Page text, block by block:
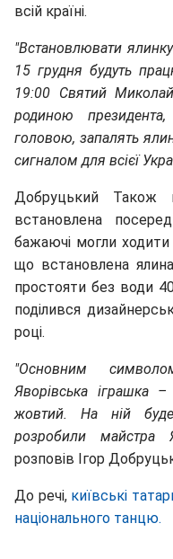
всій країні.
"Встановлювати
15 грудня будуть
19:00 Святий
родиною президента,
головою, запалять
сигналом для всієї
Добруцький Також
встановлена
бажаючі могли ходити
що встановлена
простояти без води
поділився
році.
"Основним
Яворівська іграшка
жовтий. На ній
розробили майстра
розповів Ігор
До речі, київські
національного танцю.